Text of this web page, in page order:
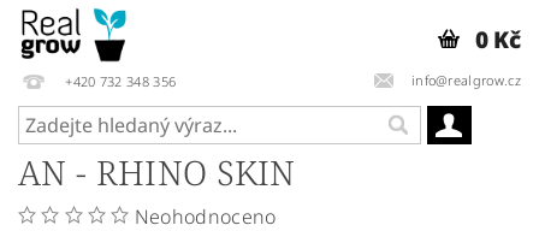
+420 732 348 356 info@realgrow.cz
0 Kč
AN - RHINO SKIN
Neohodnoceno